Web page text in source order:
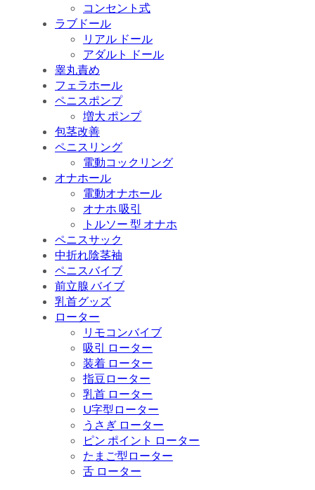
コンセント式
ラブドール
リアル ドール
アダルト ドール
睾丸責め
フェラホール
ペニスポンプ
増大 ポンプ
包茎改善
ペニスリング
電動コックリング
オナホール
電動オナホール
オナホ 吸引
トルソー 型 オナホ
ペニスサック
中折れ陰茎袖
ペニスバイブ
前立腺 バイブ
乳首グッズ
ローター
リモコンバイブ
吸引 ローター
装着 ローター
指豆ローター
乳首 ローター
U字型ローター
うさぎ ローター
ピン ポイント ローター
たまご型ローター
舌 ローター